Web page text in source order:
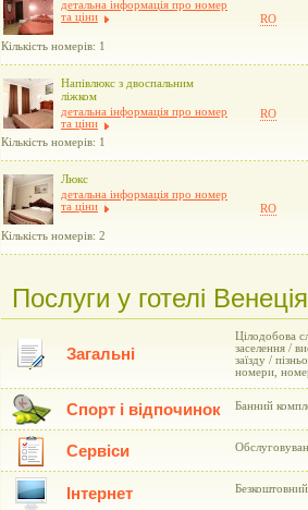
детальна інформація про номер
та ціни
Кількість номерів: 1
RO
Напівлюкс з двоспальним
ліжком
детальна інформація про номер
та ціни
Кількість номерів: 1
RO
Люкс
детальна інформація про номер
та ціни
Кількість номерів: 2
RO
Послуги у готелі
Загальні
Цілодобова
заселення /
заїзду /
номери,
Спорт і відпочинок Банний
Сервіси
Інтернет